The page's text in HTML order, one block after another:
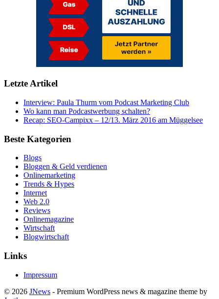
Letzte Artikel
Interview: Paula Thurm vom Podcast Marketing Club
Wo kann man Podcastwerbung schalten?
Recap: SEO-Campixx – 12/13. März 2016 am Müggelsee
Beste Kategorien
Blogs
Bloggen & Geld verdienen
Onlinemarketing
Trends & Hypes
Internet
Web 2.0
Reviews
Onlinemagazine
Wirtschaft
Blogwirtschaft
Links
Impressum
© 2026 JNews - Premium WordPress news & magazine theme by